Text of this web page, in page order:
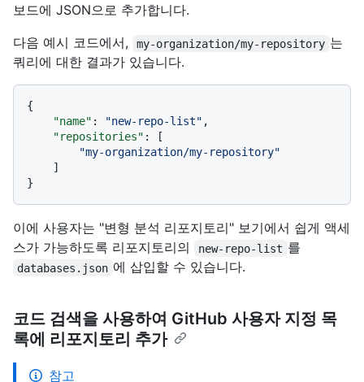
보드에 JSON으로 추가합니다.
다음 예시 코드에서,
my-organization/my-repository 는
쿼리에 대한 결과가 있습니다.
{
"name" : "new-repo-list" ,
"repositories" :
[
"my-organization/my-repository"
]
}
이에 사용자는 "변형 분석 리포지토리" 보기에서 쉽게 액세
스가 가능하도록 리포지토리의
new-repo-list 를
databases.json 에 삽입할 수 있습니다.
코드 검색을 사용하여 GitHub 사용자 지정 목
록에 리포지토리 추가
참고